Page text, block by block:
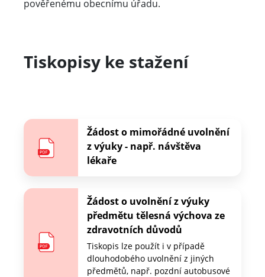
pověřenému obecnímu úřadu.
Tiskopisy ke stažení
Žádost o mimořádné uvolnění
z výuky - např. návštěva
lékaře
Žádost o uvolnění z výuky
předmětu tělesná výchova ze
zdravotních důvodů
Tiskopis lze použít i v případě
dlouhodobého uvolnění z jiných
předmětů, např. pozdní autobusové